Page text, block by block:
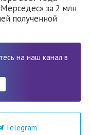
за 2 млн
полученной
на наш канал в
Telegram